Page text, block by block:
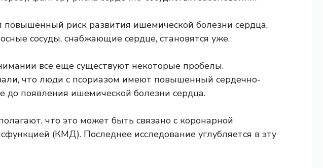
повышенный риск развития ишемической болезни сердца,
сосуды, снабжающие сердце, становятся уже.
все еще существуют некоторые пробелы.
что люди с псориазом имеют повышенный сердечно-
до появления ишемической болезни сердца.
что это может быть связано с коронарной
(КМД). Последнее исследование углубляется в эту